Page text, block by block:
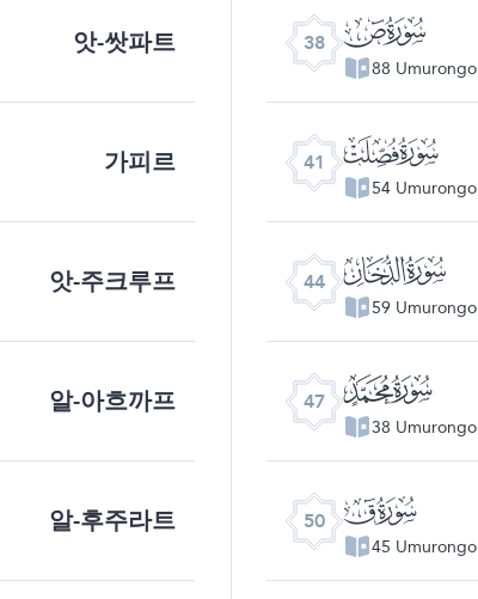
앗-쌋파트 38 ﯓ
88 Umurongo
가피르 41 ﯖ
54 Umurongo
앗-주크루프 44 ﯙ
59 Umurongo
알-아흐까프 47 ﯜ
38 Umurongo
알-후주라트 50 ﯟ
45 Umurongo